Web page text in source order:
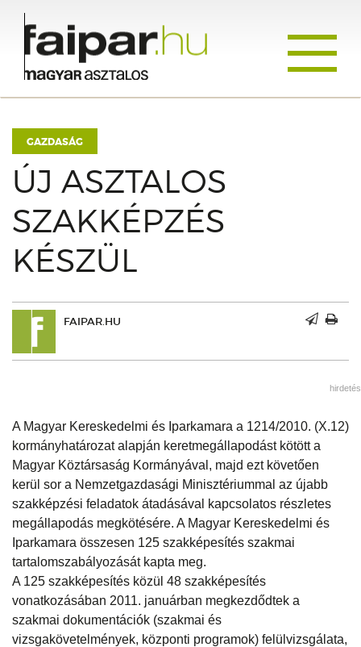
GAZDASÁG
ÚJ ASZTALOS
SZAKKÉPZÉS
KÉSZÜL
FAIPAR.HU
hirdetés
A Magyar Kereskedelmi és Iparkamara a 1214/2010. (X.12)
kormányhatározat alapján keretmegállapodást kötött a
Magyar Köztársaság Kormányával, majd ezt követően
kerül sor a Nemzetgazdasági Minisztériummal az újabb
szakképzési feladatok átadásával kapcsolatos részletes
megállapodás megkötésére. A Magyar Kereskedelmi és
Iparkamara összesen 125 szakképesítés szakmai
tartalomszabályozását kapta meg.
A 125 szakképesítés közül 48 szakképesítés
vonatkozásában 2011. januárban megkezdődtek a
szakmai dokumentációk (szakmai és
vizsgakövetelmények, központi programok) felülvizsgálata,